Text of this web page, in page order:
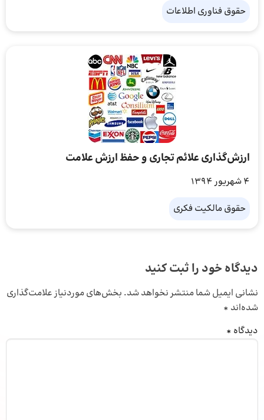
حقوق فناوری اطلاعات
ارزش‌گذاری علائم تجاری و حفظ ارزش علامت
4 شهریور 1394
حقوق مالکیت فکری
دیدگاه خود را ثبت کنید
نشانی ایمیل شما منتشر نخواهد شد. بخش‌های موردنیاز علامت‌گذاری
شده‌اند *
دیدگاه *